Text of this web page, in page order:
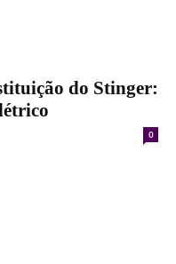
do Stinger:
0